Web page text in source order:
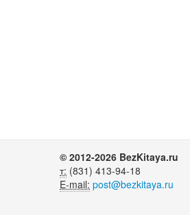
© 2012-2026 BezKitaya.ru
т: (831) 413-94-18
E-mail: post@bezkitaya.ru